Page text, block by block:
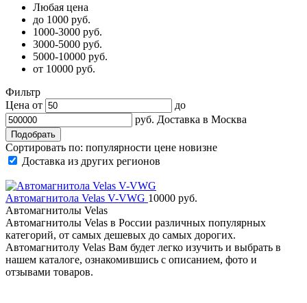
Любая цена
до 1000 руб.
1000-3000 руб.
3000-5000 руб.
5000-10000 руб.
от 10000 руб.
Фильтр
Цена от
до
руб. Доставка в Москва
Сортировать по: популярности цене новизне
Доставка из других регионов
Автомагнитола Velas V-VWG 10000 руб.
Автомагнитолы Velas
Автомагнитолы Velas в России различных популярных
категорий, от самых дешевых до самых дорогих.
Автомагнитолу Velas Вам будет легко изучить и выбрать в
нашем каталоге, ознакомившись с описанием, фото и
отзывами товаров.